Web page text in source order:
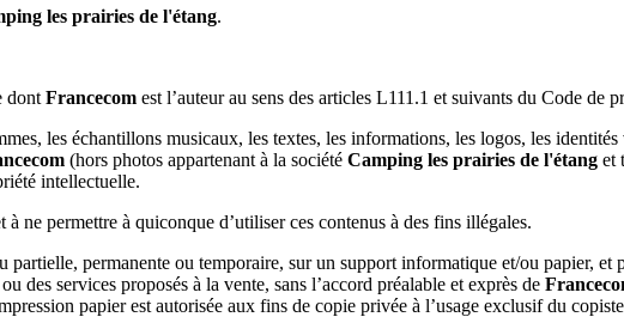
les prairies de l'étang.
dont Francecom est l’auteur au sens des articles L111.1 et suivants du Code de
les échantillons musicaux, les textes, les informations, les logos, les
(hors photos appartenant à la société Camping les prairies de l'étang et
intellectuelle.
à ne permettre à quiconque d’utiliser ces contenus à des fins illégales.
partielle, permanente ou temporaire, sur un support informatique et/ou papier,
des services proposés à la vente, sans l’accord préalable et exprès de
papier est autorisée aux fins de copie privée à l’usage exclusif du